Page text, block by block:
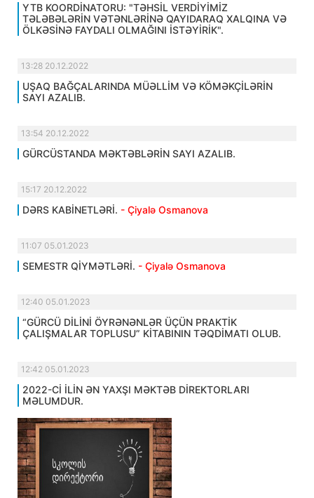
YTB KOORDİNATORU: "TƏHSİL VERDİYİMİZ
TƏLƏBƏLƏRİN VƏTƏNLƏRİNƏ QAYIDARAQ XALQINA VƏ
ÖLKƏSİNƏ FAYDALI OLMAĞINI İSTƏYİRİK".
13:28 20.12.2022
UŞAQ BAĞÇALARINDA MÜƏLLİM VƏ KÖMƏKÇİLƏRİN
SAYI AZALIB.
13:54 20.12.2022
GÜRCÜSTANDA MƏKTƏBLƏRİN SAYI AZALIB.
15:17 20.12.2022
DƏRS KABİNETLƏRİ. - Çiyalə Osmanova
11:07 05.01.2023
SEMESTR QİYMƏTLƏRİ. - Çiyalə Osmanova
12:40 05.01.2023
“GÜRCÜ DİLİNİ ÖYRƏNƏNLƏR ÜÇÜN PRAKTİK
ÇALIŞMALAR TOPLUSU” KİTABININ TƏQDİMATI OLUB.
12:42 05.01.2023
2022-Cİ İLİN ƏN YAXŞI MƏKTƏB DİREKTORLARI
MƏLUMDUR.